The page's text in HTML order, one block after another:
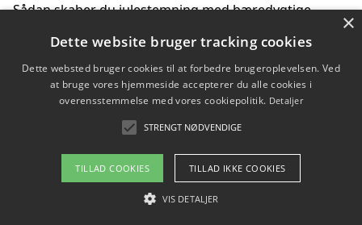
Sådan skaber du julestemning med bæredygtige
Sådan skaber du et bæredygtigt hjem med familien i
Copyright 2026 - Pilanto Aps
Om / kontakt
×
Dette website bruger tracking cookies
Dette websted bruger cookies til at forbedre brugeroplevelsen. Ved
at bruge vores hjemmeside accepterer du alle cookies i
overensstemmelse med vores cookiepolitik. Detaljer
STRENGT NØDVENDIGE
TILLAD COOKIES TILLAD IKKE COOKIES
VIS DETALJER